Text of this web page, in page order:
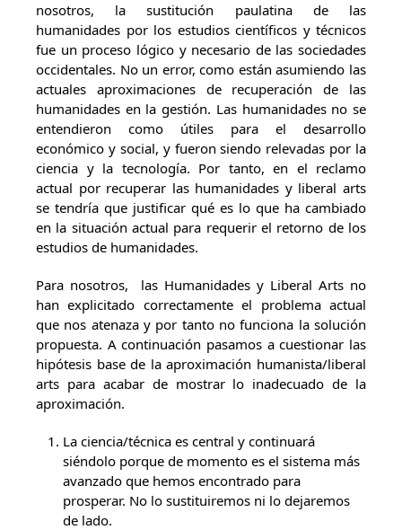
nosotros, la sustitución paulatina de las
humanidades por los estudios científicos y técnicos
fue un proceso lógico y necesario de las sociedades
occidentales. No un error, como están asumiendo las
actuales aproximaciones de recuperación de las
humanidades en la gestión. Las humanidades no se
entendieron como útiles para el desarrollo
económico y social, y fueron siendo relevadas por la
ciencia y la tecnología. Por tanto, en el reclamo
actual por recuperar las humanidades y liberal arts
se tendría que justificar qué es lo que ha cambiado
en la situación actual para requerir el retorno de los
estudios de humanidades.
Para nosotros, las Humanidades y Liberal Arts no
han explicitado correctamente el problema actual
que nos atenaza y por tanto no funciona la solución
propuesta. A continuación pasamos a cuestionar las
hipótesis base de la aproximación humanista/liberal
arts para acabar de mostrar lo inadecuado de la
aproximación.
La ciencia/técnica es central y continuará
siéndolo porque de momento es el sistema más
avanzado que hemos encontrado para
prosperar. No lo sustituiremos ni lo dejaremos
de lado.